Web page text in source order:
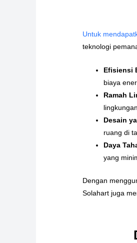
Untuk
teknologi
Efisiensi
biaya
Ramah
Desain
ruang di
Daya
yang
Dengan
Solahart juga